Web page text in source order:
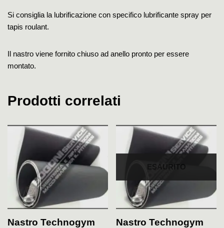
Si consiglia la lubrificazione con specifico lubrificante spray per
tapis roulant.
Il nastro viene fornito chiuso ad anello pronto per essere
montato.
Prodotti correlati
Nastro Technogym
ESAURITO
Nastro Technogym